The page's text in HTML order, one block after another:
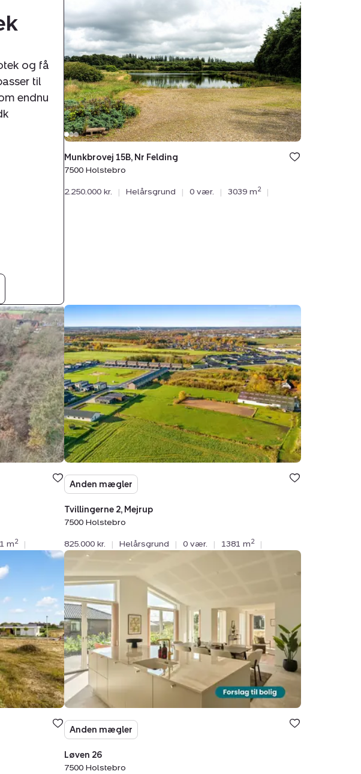
og få
til
endnu
Munkbrovej
15B,
Nr
Felding,
7500
Holstebro
Munkbrovej 15B, Nr Felding
7500 Holstebro
2.250.000 kr. | Helårsgrund | 0 vær. | 3039 m2 |
m2 |
Helårsgrund:
Tvillingerne
2,
Mejrup,
7500
Holstebro
Anden mægler
Tvillingerne 2, Mejrup
7500 Holstebro
825.000 kr. | Helårsgrund | 0 vær. | 1381 m2 |
Helårsgrund:
Løven
26,
7500
Holstebro
Anden mægler
Løven 26
7500 Holstebro